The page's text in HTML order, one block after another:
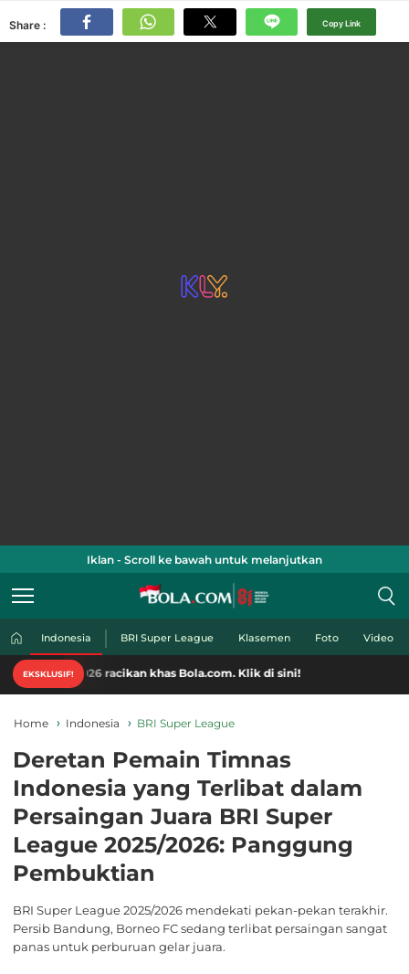
Share : Copy Link
Iklan - Scroll ke bawah untuk melanjutkan
Indonesia BRI Super League Klasemen Foto Video
EKSKLUSIF!
racikan khas Bola.com. Klik di sini!
Home Indonesia BRI Super League
Deretan Pemain Timnas
Indonesia yang Terlibat dalam
Persaingan Juara BRI Super
League 2025/2026: Panggung
Pembuktian
BRI Super League 2025/2026 mendekati pekan-pekan terakhir.
Persib Bandung, Borneo FC sedang terlibat persaingan sangat
panas untuk perburuan gelar juara.